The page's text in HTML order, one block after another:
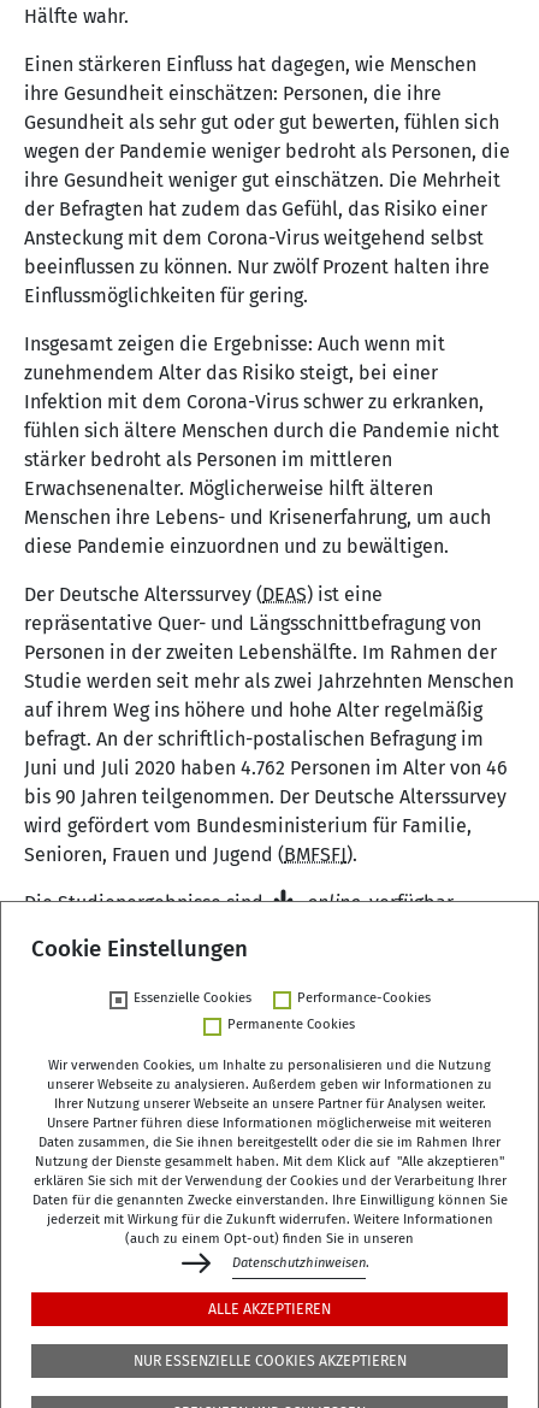
Hälfte wahr.
Einen stärkeren Einfluss hat dagegen, wie Menschen
ihre Gesundheit einschätzen: Personen, die ihre
Gesundheit als sehr gut oder gut bewerten, fühlen sich
wegen der Pandemie weniger bedroht als Personen, die
ihre Gesundheit weniger gut einschätzen. Die Mehrheit
der Befragten hat zudem das Gefühl, das Risiko einer
Ansteckung mit dem Corona-Virus weitgehend selbst
beeinflussen zu können. Nur zwölf Prozent halten ihre
Einflussmöglichkeiten für gering.
Insgesamt zeigen die Ergebnisse: Auch wenn mit
zunehmendem Alter das Risiko steigt, bei einer
Infektion mit dem Corona-Virus schwer zu erkranken,
fühlen sich ältere Menschen durch die Pandemie nicht
stärker bedroht als Personen im mittleren
Erwachsenenalter. Möglicherweise hilft älteren
Menschen ihre Lebens- und Krisenerfahrung, um auch
diese Pandemie einzuordnen und zu bewältigen.
Der Deutsche Alterssurvey (DEAS) ist eine
repräsentative Quer- und Längsschnittbefragung von
Personen in der zweiten Lebenshälfte. Im Rahmen der
Studie werden seit mehr als zwei Jahrzehnten Menschen
auf ihrem Weg ins höhere und hohe Alter regelmäßig
befragt. An der schriftlich-postalischen Befragung im
Juni und Juli 2020 haben 4.762 Personen im Alter von 46
bis 90 Jahren teilgenommen. Der Deutsche Alterssurvey
wird gefördert vom Bundesministerium für Familie,
Senioren, Frauen und Jugend (BMFSFJ).
Die Studienergebnisse sind onlineverfügbar.
Zurück
Deutsches Zentrum für Altersfragen (DZA)
Manfred-von-Richthofen-Straße 2
12101 Berlin
dza-berlin dza de
+49 (0)30 - 260740-0
+49 (0)30 - 260740-33
Cookie Einstellungen
Essenzielle Cookies
Performance-Cookies
Permanente Cookies
Wir verwenden Cookies, um Inhalte zu personalisieren und die Nutzung
unserer Webseite zu analysieren. Außerdem geben wir Informationen zu
Ihrer Nutzung unserer Webseite an unsere Partner für Analysen weiter.
Unsere Partner führen diese Informationen möglicherweise mit weiteren
Daten zusammen, die Sie ihnen bereitgestellt oder die sie im Rahmen Ihrer
Nutzung der Dienste gesammelt haben. Mit dem Klick auf "Alle akzeptieren"
erklären Sie sich mit der Verwendung der Cookies und der Verarbeitung Ihrer
Daten für die genannten Zwecke einverstanden. Ihre Einwilligung können Sie
jederzeit mit Wirkung für die Zukunft widerrufen. Weitere Informationen
(auch zu einem Opt-out) finden Sie in unseren
Datenschutzhinweisen.
ALLE AKZEPTIEREN
NUR ESSENZIELLE COOKIES AKZEPTIEREN